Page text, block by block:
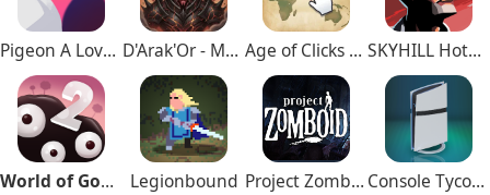
Pigeon A Love Story D'Arak'Or - Medieval Fantasy Age of Clicks Full Edition SKYHILL Hotel Survival
World of Goo 2 Legionbound Project Zomboid Console Tycoon